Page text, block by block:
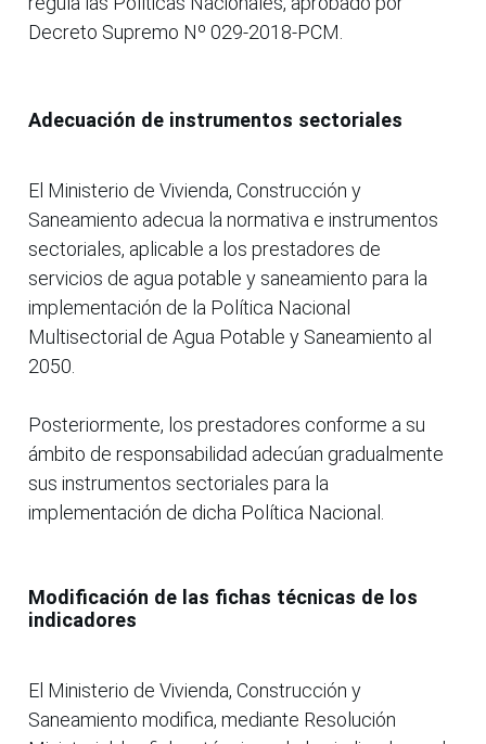
Decreto Supremo Nº 029-2018-PCM.
Adecuación de instrumentos sectoriales
El Ministerio de Vivienda, Construcción y
Saneamiento adecua la normativa e instrumentos
sectoriales, aplicable a los prestadores de
servicios de agua potable y saneamiento para la
implementación de la Política Nacional
Multisectorial de Agua Potable y Saneamiento al
2050.
Posteriormente, los prestadores conforme a su
ámbito de responsabilidad adecúan gradualmente
sus instrumentos sectoriales para la
implementación de dicha Política Nacional.
Modificación de las fichas técnicas de los
indicadores
El Ministerio de Vivienda, Construcción y
Saneamiento modifica, mediante Resolución